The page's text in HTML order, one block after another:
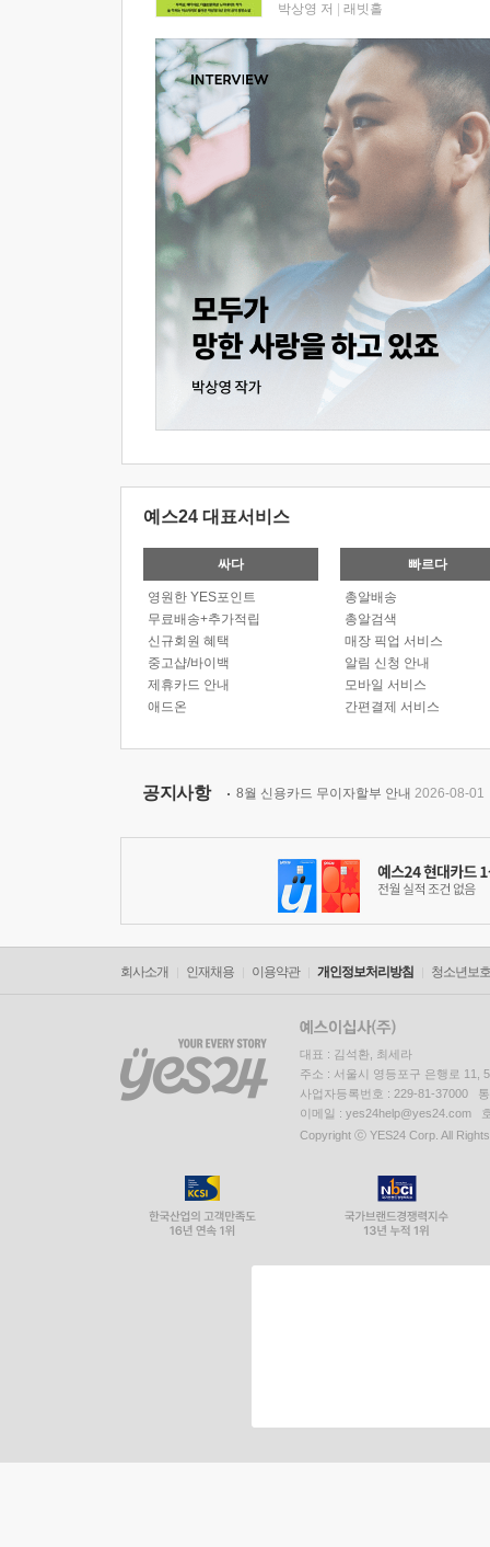
박상영 저 래빗홀
예스24 대표서비스
싸다
영원한 YES포인트
무료배송+추가적립
신규회원 혜택
중고샵/바이백
제휴카드 안내
애드온
빠르다
총알배송
총알검색
매장 픽업 서비스
알림 신청 안내
모바일 서비스
간편결제 서비스
공지사항 8월 신용카드 무이자할부 안내 2026-08-01
회사소개 인재채용 이용약관 개인정보처리방침 청소년보
대표 : 김석환, 최세라
주소 : 서울시 영등포구 은행로 11,
사업자등록번호 : 229-81-37000
이메일 : yes24help@yes24.com
Copyright ⓒ YES24 Corp. All